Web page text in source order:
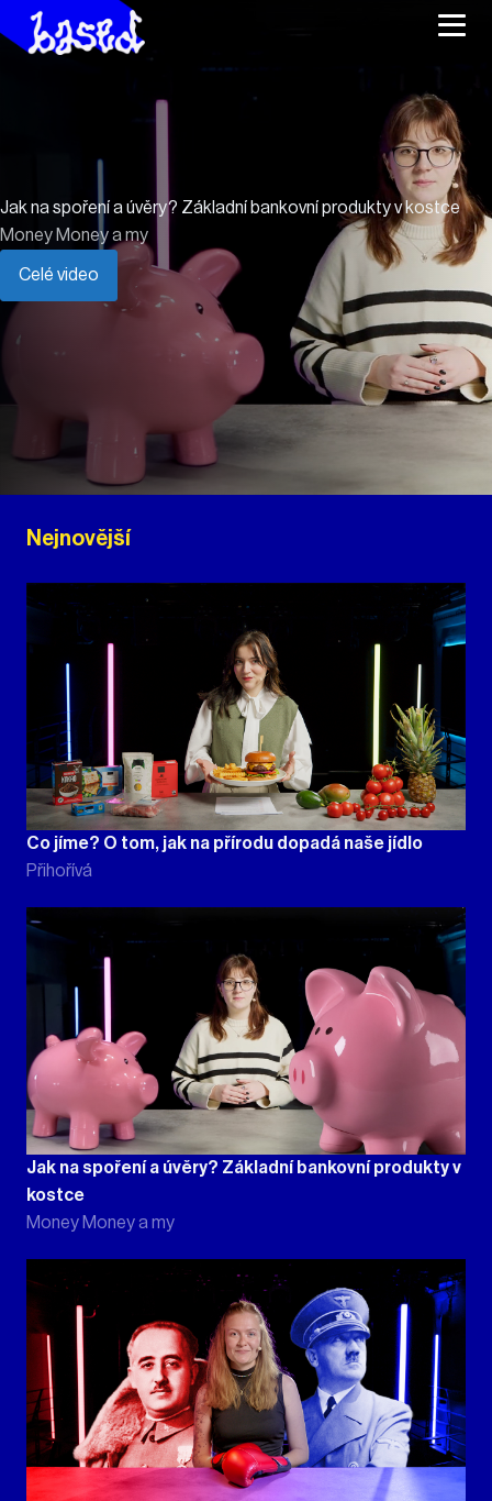
Jak na spoření a úvěry? Základní bankovní produkty v kostce
Money Money a my
Celé video
Nejnovější
Co jíme? O tom, jak na přírodu dopadá naše jídlo
Přihořívá
Jak na spoření a úvěry? Základní bankovní produkty v
kostce
Money Money a my